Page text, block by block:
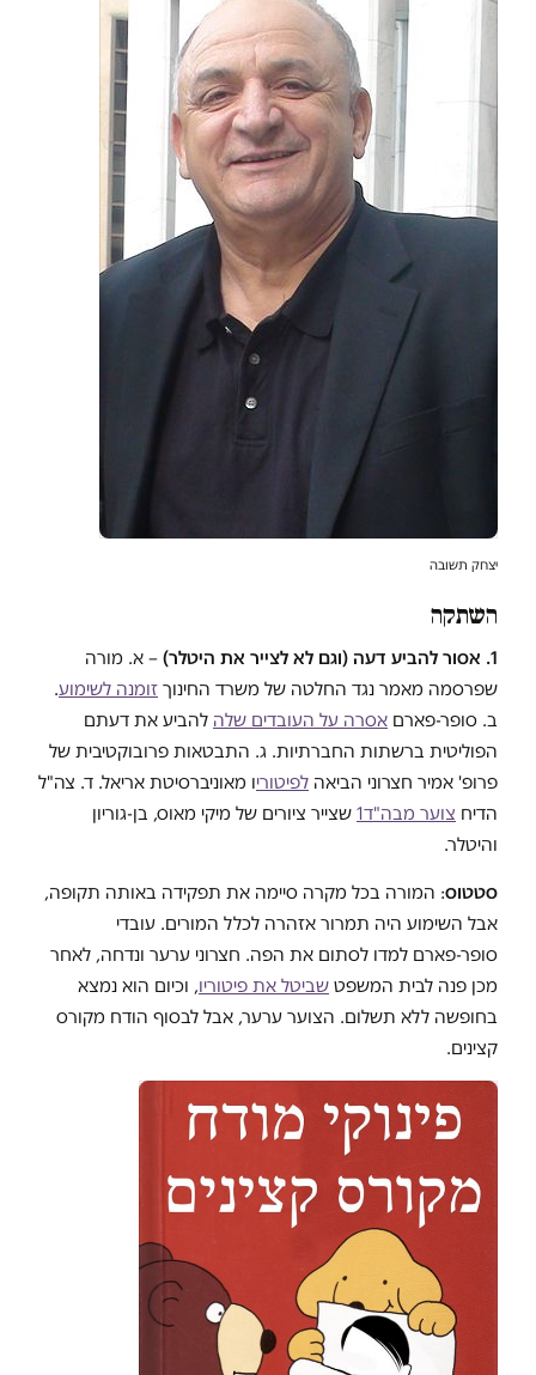
יצחק תשובה
השתקה
1. אסור להביע דעה (וגם לא לצייר את היטלר)
– א. מורה
שפרסמה מאמר נגד החלטה של משרד החינוך זומנה לשימוע.
ב. סופר-פארם אסרה על העובדים שלה להביע את דעתם
הפוליטית ברשתות החברתיות. ג. התבטאות פרובוקטיבית של
פרופ' אמיר חצרוני הביאה לפיטוריו מאוניברסיטת אריאל. ד. צה"ל
הדיח צוער מבה"ד1 שצייר ציורים של מיקי מאוס, בן-גוריון
והיטלר.
סטטוס: המורה בכל מקרה סיימה את תפקידה באותה תקופה,
אבל השימוע היה תמרור אזהרה לכלל המורים. עובדי
סופר-פארם למדו לסתום את הפה. חצרוני ערער ונדחה, לאחר
מכן פנה לבית המשפט שביטל את פיטוריו, וכיום הוא נמצא
בחופשה ללא תשלום. הצוער ערער, אבל לבסוף הודח מקורס
קצינים.